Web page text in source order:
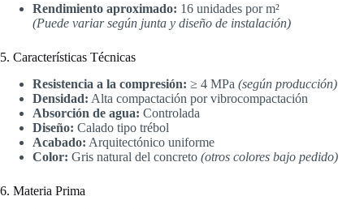
Rendimiento aproximado: 16 unidades por m²
(Puede variar según junta y diseño de instalación)
5. Características Técnicas
Resistencia a la compresión: ≥ 4 MPa (según producción)
Densidad: Alta compactación por vibrocompactación
Absorción de agua: Controlada
Diseño: Calado tipo trébol
Acabado: Arquitectónico uniforme
Color: Gris natural del concreto (otros colores bajo pedido)
6. Materia Prima